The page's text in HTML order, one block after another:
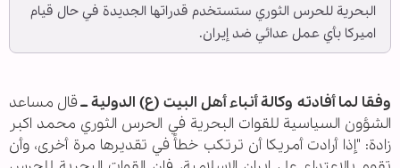
البحرية للحرس الثوري ستستخدم قدراتها الجديدة في حال قيام
اميركا بأي عمل عدائي ضد إيران.
وفقا لما أفادته وكالة أنباء أهل البيت (ع) الدولية ــقال مساعد
الشؤون السياسية للقوات البحرية في الحرس الثوري محمد اكبر
زادة: "إذا أرادت أمريكا أن ترتكب خطأً في تقديرها مرة أخرى، وأن